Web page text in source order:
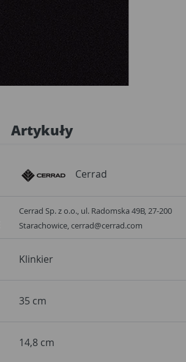
Artykuły
Cerrad
Cerrad Sp. z o.o., ul. Radomska 49B, 27-200
Starachowice, cerrad@cerrad.com
Klinkier
35 cm
14,8 cm